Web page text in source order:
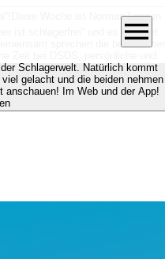
Diese Woche ist Norman Langen
ist schlagerfrei“ und es erwartet
sprechen die beiden über
Zeit bei DSDS, persönliche und
Schlagerwelt. Natürlich kommt
gelacht und die beiden nehmen
Im Web und der App!
menu